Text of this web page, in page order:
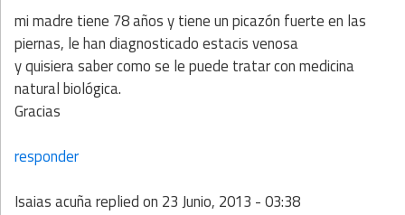
mi madre tiene 78 años y tiene un picazón fuerte en las
piernas, le han diagnosticado estacis venosa
y quisiera saber como se le puede tratar con medicina
natural biológica.
Gracias
responder
Isaias acuñareplied on 23 Junio, 2013 - 03:38